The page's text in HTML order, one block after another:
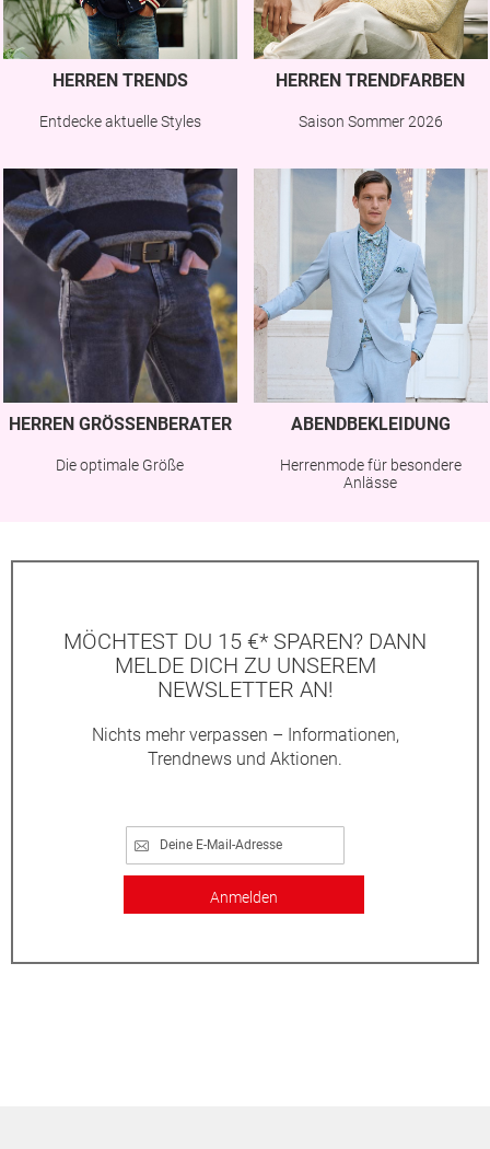
HERREN TRENDS
Entdecke aktuelle Styles
HERREN TRENDFARBEN
Saison Sommer 2026
HERREN GRÖSSENBERATER
Die optimale Größe
ABENDBEKLEIDUNG
Herrenmode für besondere
Anlässe
MÖCHTEST DU 15 €* SPAREN? DANN
MELDE DICH ZU UNSEREM
NEWSLETTER AN!
Nichts mehr verpassen – Informationen,
Trendnews und Aktionen.
Anmelden